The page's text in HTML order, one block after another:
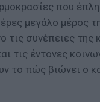
που
μεγάλο μέρος
τις συνέπειες της
τις έντονες
το πώς βιώνει ο